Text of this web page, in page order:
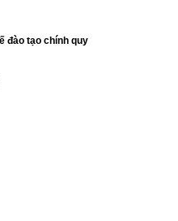
đào tạo chính quy